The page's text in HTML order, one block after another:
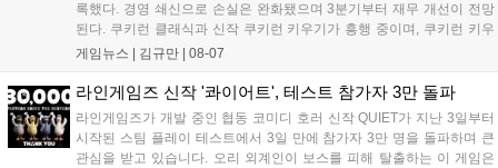
록했다. 경영 쇄신으로 손실은 완화됐으며 3분기부터 재무 개선이 전망
된다. 쿠키런 클래식과 신작 쿠키런 키우기가 흥행 중이며, 쿠키런 키우
기는 13일 첫 업데이트를 시작으로 2주 간격의 콘텐츠를 제공한다. 또한
이다. 회사는 비용 효율화와 신작 흥행을 통해 하반기 실적 턴어라운드
를 이끌 방침이다....
게임뉴스 | 김규만 08-07
라인게임즈 신작 '콰이어트', 테스트 참가자 3만 돌파
라인게임즈가 개발 중인 협동 코미디 호러 신작 QUIET가 지난 3일부터
시작된 스팀 플레이 테스트에서 3일 만에 참가자 3만 명을 돌파하며 큰
관심을 받고 있습니다. 오리 외계인이 보스를 피해 탈출하는 이 게임은